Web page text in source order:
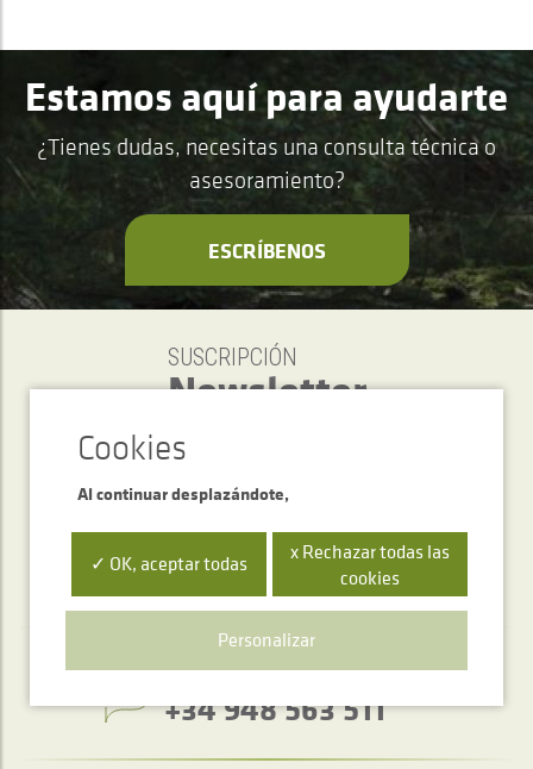
Estamos aquí para ayudarte
¿Tienes dudas, necesitas una consulta técnica o
asesoramiento?
ESCRÍBENOS
SUSCRIPCIÓN
Newsletter
Servicio de atención telefónica
+34 948 563 511
Al continuar desplazándote,
✓ OK, aceptar todas
x Rechazar todas las
cookies
Personalizar